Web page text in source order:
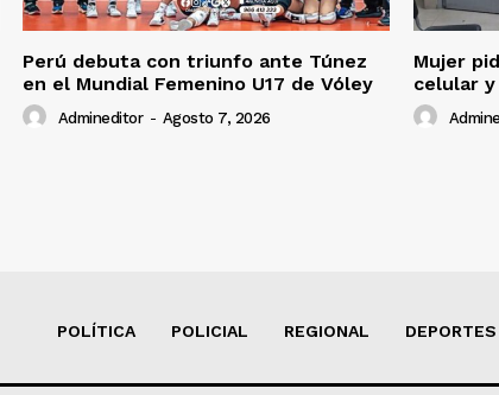
Perú debuta con triunfo ante Túnez
en el Mundial Femenino U17 de Vóley
Admineditor - Agosto 7, 2026
Mujer
celular
POLÍTICA POLICIAL REGIONAL DEPORTES